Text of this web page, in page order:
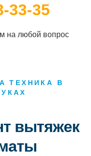
33-35
на любой вопрос
ТЕХНИКА В
вытяжек